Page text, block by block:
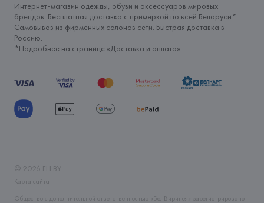
Интернет-магазин одежды, обуви и аксессуаров мировых
брендов. Бесплатная доставка с примеркой по всей Беларуси*.
Самовывоз из фирменных салонов сети. Быстрая доставка в
Россию.
*Подробнее на странице «Доставка и оплата»
© 2026 FH.BY
Карта сайта
Общество с дополнительной ответственностью «БелВиринея» зарегистрировано